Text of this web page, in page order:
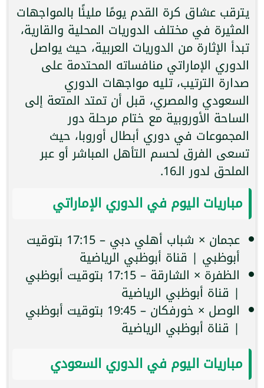
يترقب عشاق كرة القدم يومًا مليئًا بالمواجهات
المثيرة في مختلف الدوريات المحلية والقارية،
تبدأ الإثارة من الدوريات العربية، حيث يواصل
الدوري الإماراتي منافساته المحتدمة على
صدارة الترتيب، تليه مواجهات الدوري
السعودي والمصري، قبل أن تمتد المتعة إلى
الساحة الأوروبية مع ختام مرحلة دور
المجموعات في دوري أبطال أوروبا، حيث
تسعى الفرق لحسم التأهل المباشر أو عبر
الملحق لدور الـ16.
مباريات اليوم في الدوري الإماراتي
عجمان × شباب أهلي دبي – 17:15 بتوقيت
أبوظبي | قناة أبوظبي الرياضية
الظفرة × الشارقة – 17:15 بتوقيت أبوظبي
| قناة أبوظبي الرياضية
الوصل × خورفكان – 19:45 بتوقيت أبوظبي
| قناة أبوظبي الرياضية
مباريات اليوم في الدوري السعودي